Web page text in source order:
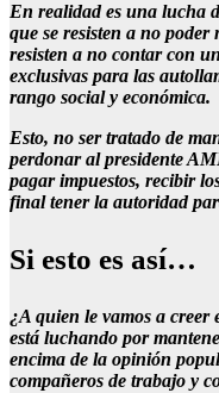
En realidad es una lucha
que se resisten a no
resisten a no contar con
exclusivas para las
rango social y económica.
Esto, no ser tratado de
perdonar al presidente
pagar impuestos, recibir
final tener la autoridad
Si esto es así…
¿A quien le vamos a creer
está luchando por
encima de la opinión
compañeros de trabajo y